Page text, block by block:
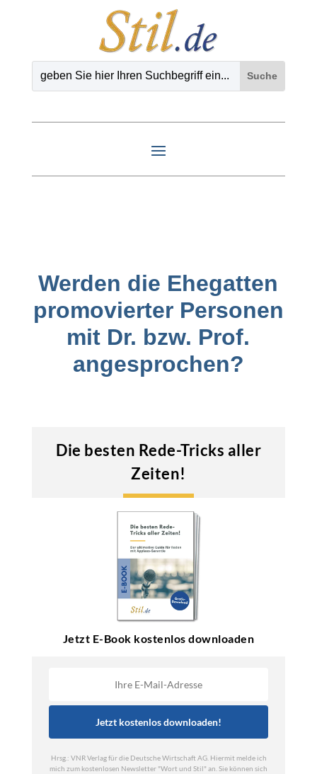
Werden die Ehegatten
promovierter Personen
mit Dr. bzw. Prof.
angesprochen?